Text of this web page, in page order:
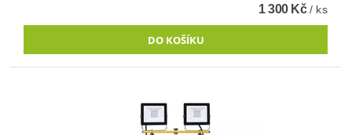
1 300 Kč/ ks